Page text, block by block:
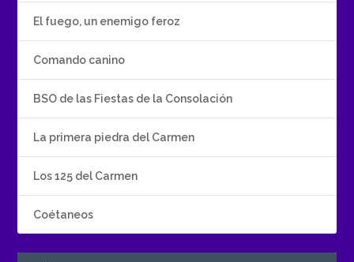
El fuego, un enemigo feroz
Comando canino
BSO de las Fiestas de la Consolación
La primera piedra del Carmen
Los 125 del Carmen
Coétaneos